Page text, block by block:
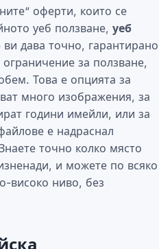
оферти, които се
уеб ползване, уеб
ви дава точно, гарантирано
за ползване,
Това е опцията за
много изображения, за
години имейли, или за
е надраснал
точно колко място
и можете по всяко
високо ниво, без